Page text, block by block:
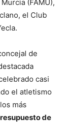
(FAMU),
el Club
de
casi
el atletismo
más
de